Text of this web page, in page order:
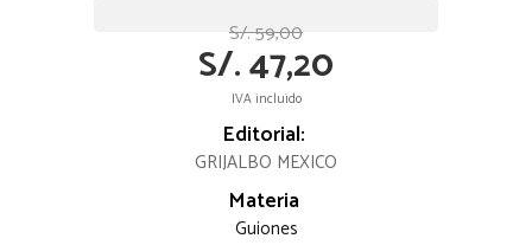
S/. 59,00
S/. 47,20
IVA incluido
Editorial:
GRIJALBO MEXICO
Materia
Guiones